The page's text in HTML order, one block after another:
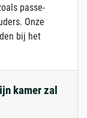
passe-
Onze
bij het
kamer zal